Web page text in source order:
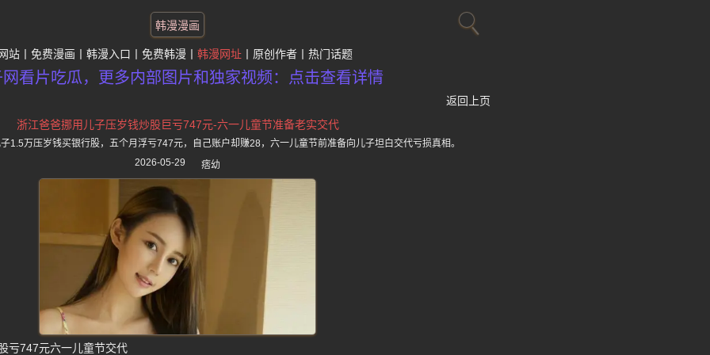
韩漫漫画
站 免费漫画 韩漫入口 免费韩漫 韩漫网址 原创作者 热门话题
看片吃瓜，更多内部图片和独家视频：点击查看详情
返回上页
浙江爸爸挪用儿子压岁钱炒股巨亏747元-六一儿童节准备老实交代
1.5万压岁钱买银行股，五个月浮亏747元，自己账户却赚28，六一儿童节前准备向儿子坦白交代亏损真相。
2026-05-29
痞幼
亏747元六一儿童节交代